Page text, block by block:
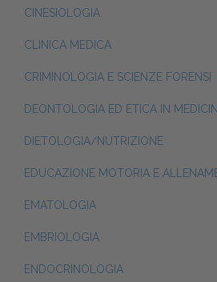
CINESIOLOGIA
CLINICA MEDICA
CRIMINOLOGIA E SCIENZE FORENSI
DEONTOLOGIA ED ETICA IN
DIETOLOGIA/NUTRIZIONE
EDUCAZIONE MOTORIA E
EMATOLOGIA
EMBRIOLOGIA
ENDOCRINOLOGIA